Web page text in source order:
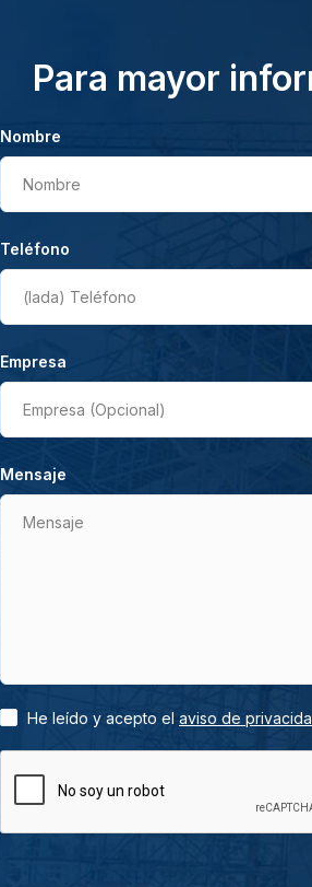
Para mayor
Nombre
Nombre
Teléfono
(lada) Teléfono
Empresa
Empresa (Opcional)
Mensaje
Mensaje
He leído y acepto el aviso de